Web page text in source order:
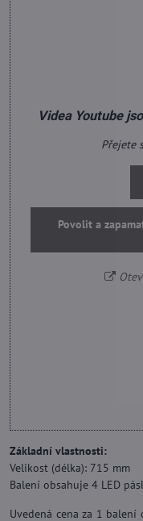
Videa Youtube
Přejete
Povolit a
Základní vlastnosti:
Velikost (délka): 715 mm
Balení obsahuje 4 LED
Uvedená cena za 1 balení